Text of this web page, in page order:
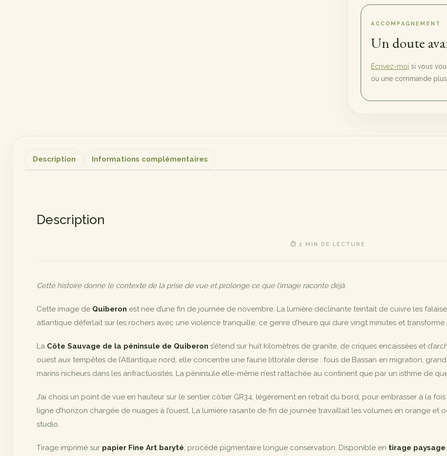
ACCOMPAGNEMENT
Un doute
Écrivez-moi si vous
ou une commande
Description Informations complémentaires
Description
⏱ 2 MIN DE LECTURE
Cette histoire donne le contexte de la prise de vue et prolonge ce que l’image raconte déjà.
Cette image de Quiberon est née d’une fin de journée de novembre. La lumière déclinante teintait de cuivre les
atlantique déferlait sur les rochers avec une violence tranquille, ce genre d’heure qui dure vingt minutes et
La Côte Sauvage de la péninsule de Quiberon s’étend sur huit kilomètres de granite, de criques encaissées et
ouest aux tempêtes de l’Atlantique nord, elle concentre une faune littorale dense : fous de Bassan en migration,
marins nicheurs dans les anfractuosités. La péninsule elle-même n’est rattachée au continent que par un isthme de
J’ai choisi un point de vue en hauteur sur le sentier côtier GR34, légèrement en retrait du bord, pour embrasser à la
ligne d’horizon chargée de nuages à l’ouest. La lumière rasante de fin de journée travaillait les volumes en orange et
studio.
Tirage imprimé sur papier Fine Art baryté, procédé pigmentaire longue conservation. Disponible en tirage